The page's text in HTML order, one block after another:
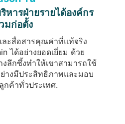
ารฝ่ายรายได้องค์กร
มก่อตั้ง
ละสื่อสารคุณค่าที่แท้จริง
ได้อย่างยอดเยี่ยม ด้วย
งลึกซึ้งทำให้เขาสามารถใช้
างมีประสิทธิภาพและมอบ
ค้าทั่วประเทศ.